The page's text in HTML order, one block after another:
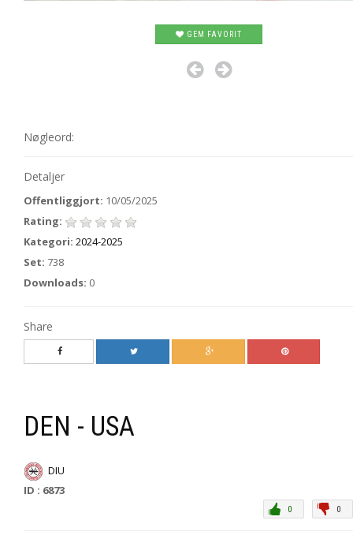
GEM FAVORIT
Nøgleord:
Detaljer
Offentliggjort: 10/05/2025
Rating:
Kategori: 2024-2025
Set: 738
Downloads: 0
Share
DEN - USA
DIU
ID : 6873
0
0